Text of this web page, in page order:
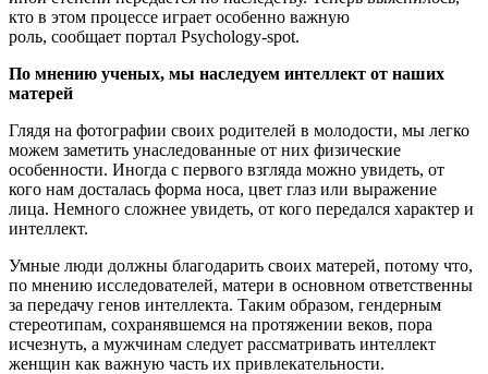
кто в этом процессе играет особенно важную
роль, сообщает портал Psychology-spot.
По мнению ученых, мы наследуем интеллект от наших
матерей
Глядя на фотографии своих родителей в молодости, мы легко
можем заметить унаследованные от них физические
особенности. Иногда с первого взгляда можно увидеть, от
кого нам досталась форма носа, цвет глаз или выражение
лица. Немного сложнее увидеть, от кого передался характер и
интеллект.
Умные люди должны благодарить своих матерей, потому что,
по мнению исследователей, матери в основном ответственны
за передачу генов интеллекта. Таким образом, гендерным
стереотипам, сохранявшемся на протяжении веков, пора
исчезнуть, а мужчинам следует рассматривать интеллект
женщин как важную часть их привлекательности.